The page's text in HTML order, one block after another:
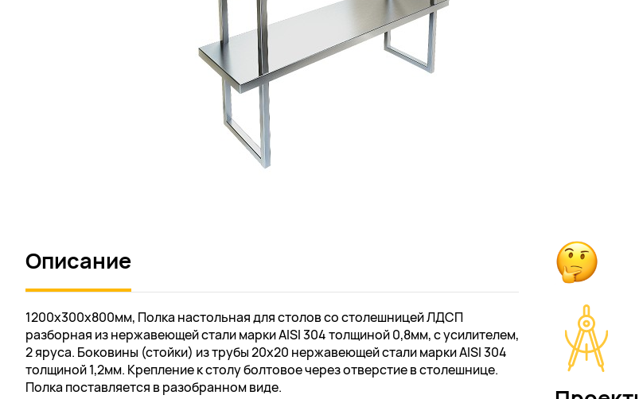
Описание
1200х300х800мм, Полка настольная для столов со столешницей ЛДСП
разборная из нержавеющей стали марки AISI 304 толщиной 0,8мм, с усилителем,
2 яруса. Боковины (стойки) из трубы 20х20 нержавеющей стали марки AISI 304
толщиной 1,2мм. Крепление к столу болтовое через отверстие в столешнице.
Полка поставляется в разобранном виде.